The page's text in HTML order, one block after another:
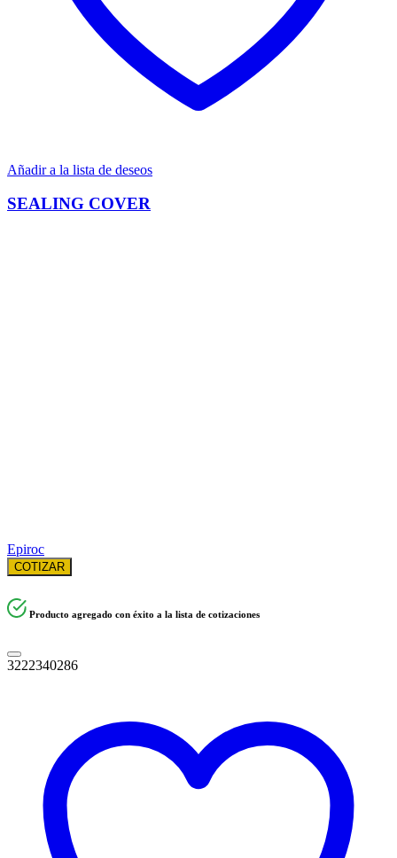
Añadir a la lista de deseos
SEALING COVER
Epiroc
COTIZAR
Producto agregado con éxito a la lista de cotizaciones
3222340286